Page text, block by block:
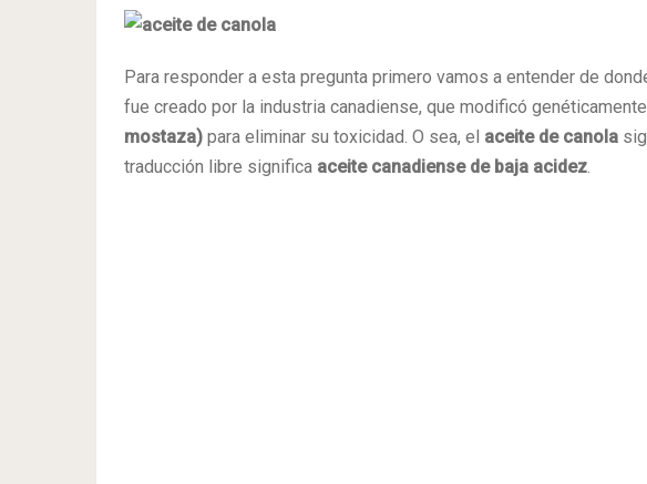
Para responder a esta pregunta primero vamos a entender de
fue creado por la industria canadiense, que modificó
mostaza) para eliminar su toxicidad. O sea, el aceite de canola
traducción libre significa aceite canadiense de baja acidez.